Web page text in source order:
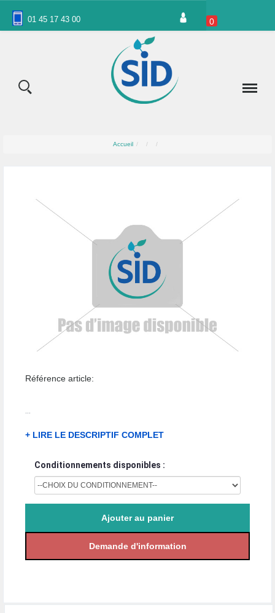
01 45 17 43 00 0
Accueil
Référence article:
+ LIRE LE DESCRIPTIF COMPLET
Conditionnements disponibles :